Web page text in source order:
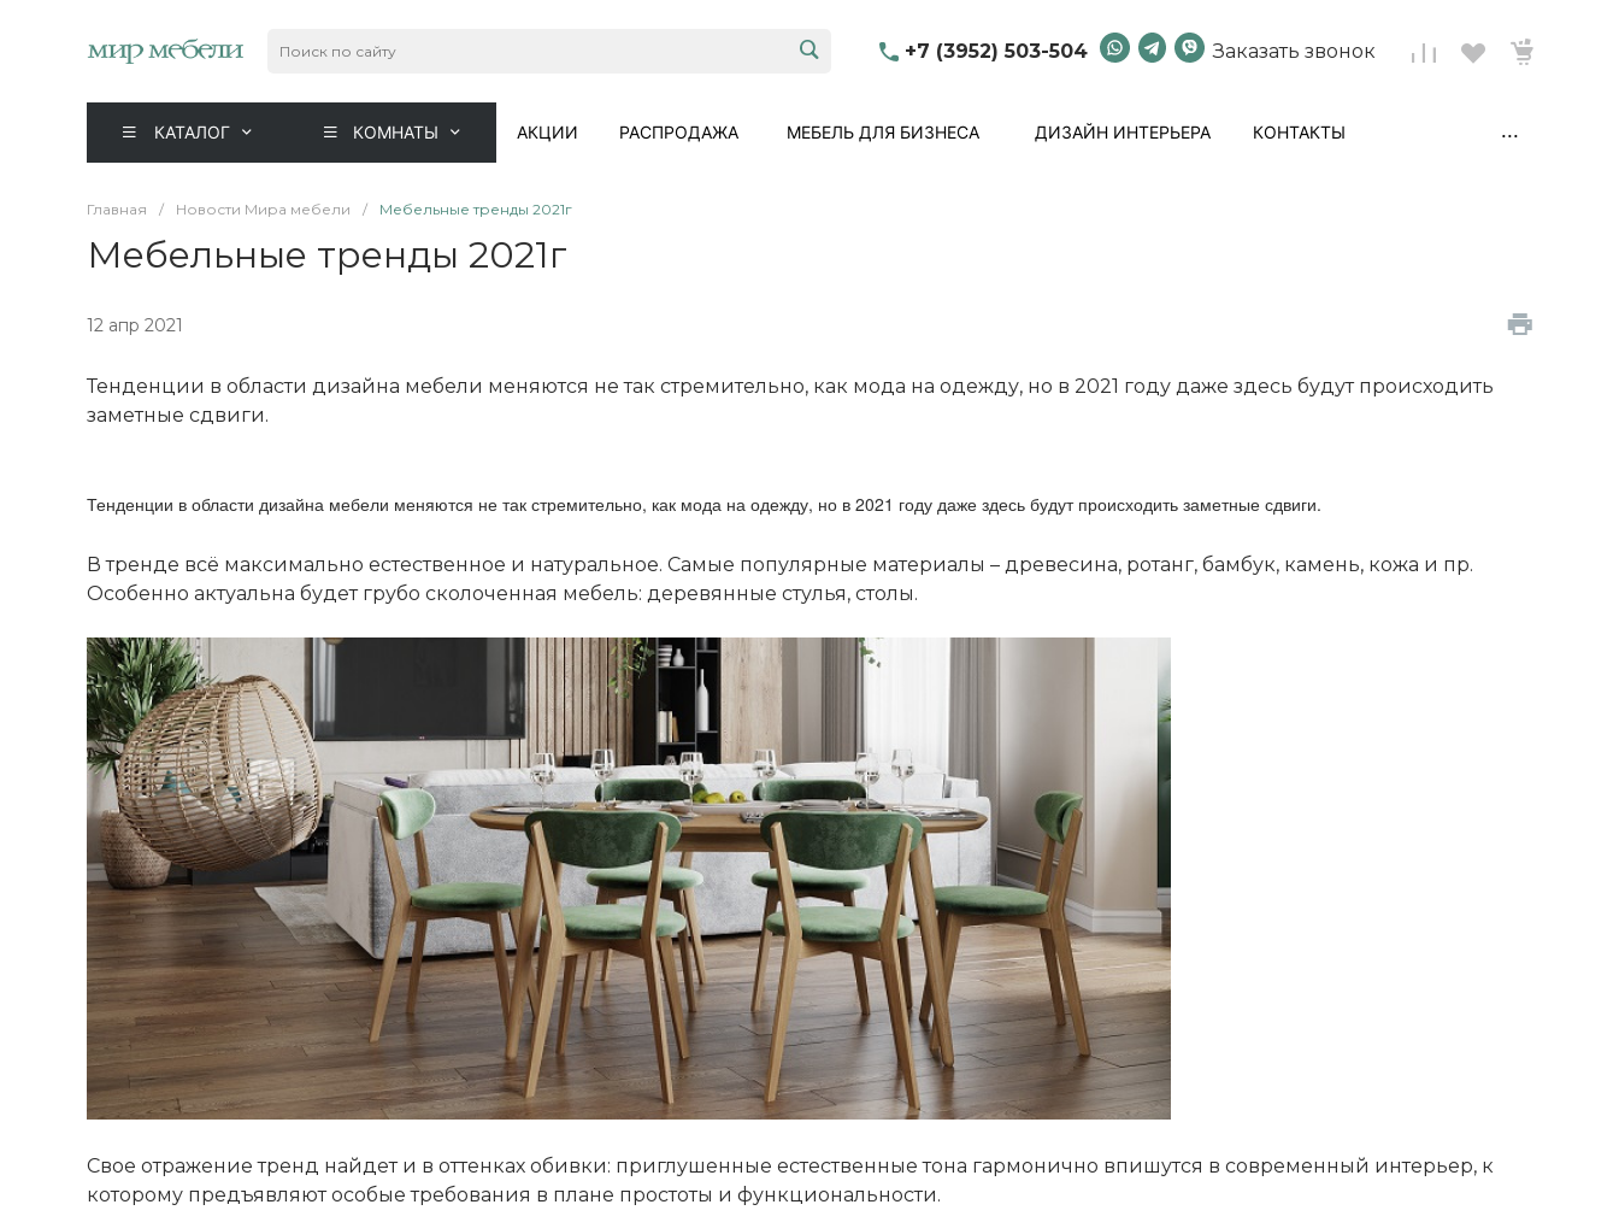
+7 (3952) 503-504 Заказать звонок
КАТАЛОГ КОМНАТЫ АКЦИИ РАСПРОДАЖА МЕБЕЛЬ ДЛЯ БИЗНЕСА ДИЗАЙН ИНТЕРЬЕРА КОНТАКТЫ ...
Главная / Новости Мира мебели / Мебельные тренды 2021г
Мебельные тренды 2021г
12 апр 2021
Тенденции в области дизайна мебели меняются не так стремительно, как мода на одежду, но в 2021 году даже здесь будут происходить
заметные сдвиги.
Тенденции в области дизайна мебели меняются не так стремительно, как мода на одежду, но в 2021 году даже здесь будут происходить заметные сдвиги.
В тренде всё максимально естественное и натуральное. Самые популярные материалы – древесина, ротанг, бамбук, камень, кожа и пр.
Особенно актуальна будет грубо сколоченная мебель: деревянные стулья, столы.
Свое отражение тренд найдет и в оттенках обивки: приглушенные естественные тона гармонично впишутся в современный интерьер, к
которому предъявляют особые требования в плане простоты и функциональности.